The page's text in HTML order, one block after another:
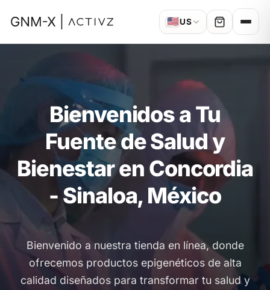
🇺🇸US
Bienvenidos a Tu
Fuente de Salud y
Bienestar en Concordia
- Sinaloa, México
Bienvenido a nuestra tienda en línea, donde
ofrecemos productos epigenéticos de alta
calidad diseñados para transformar tu salud y